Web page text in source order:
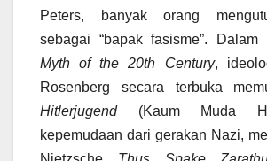
Peters, banyak orang
sebagai “bapak fasisme”. Dalam
Myth of the 20th Century,
Rosenberg secara terbuka
Hitlerjugend(Kaum Muda
kepemudaan dari gerakan Nazi,